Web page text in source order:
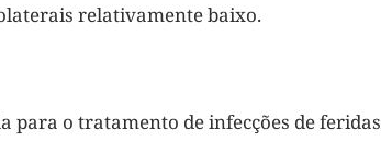
relativamente baixo.
para o tratamento de infecções de feridas